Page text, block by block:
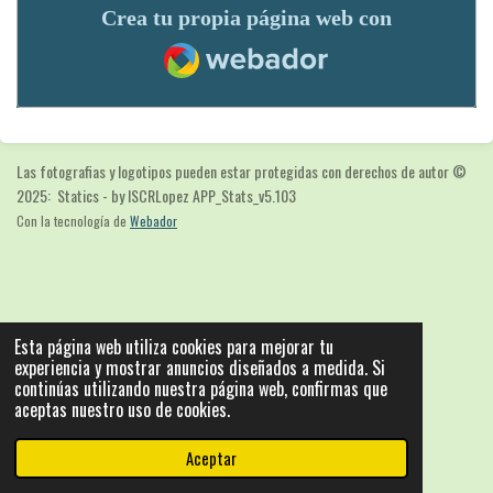
Esta página web utiliza cookies para mejorar tu
experiencia y mostrar anuncios diseñados a medida. Si
continúas utilizando nuestra página web, confirmas que
aceptas nuestro uso de cookies.
Aceptar
Crea tu propia página web con
Webador
Las fotografias y logotipos pueden estar protegidas con derechos de autor©
2025: Statics - by ISCRLopez APP_Stats_v5.103
Con la tecnología de Webador